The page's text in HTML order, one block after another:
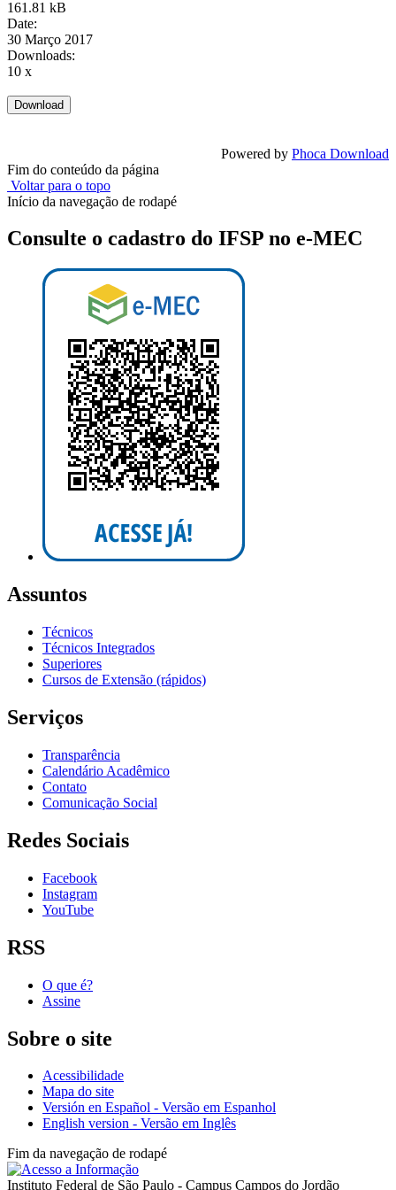
161.81 kB
Date:
30 Março 2017
Downloads:
10 x
Powered by Phoca Download
Fim do conteúdo da página
Voltar para o topo
Início da navegação de rodapé
Consulte o cadastro do IFSP no e-MEC
Assuntos
Técnicos
Técnicos Integrados
Superiores
Cursos de Extensão (rápidos)
Serviços
Transparência
Calendário Acadêmico
Contato
Comunicação Social
Redes Sociais
Facebook
Instagram
YouTube
RSS
O que é?
Assine
Sobre o site
Acessibilidade
Mapa do site
Versión en Español - Versão em Espanhol
English version - Versão em Inglês
Fim da navegação de rodapé
Instituto Federal de São Paulo - Campus Campos do Jordão